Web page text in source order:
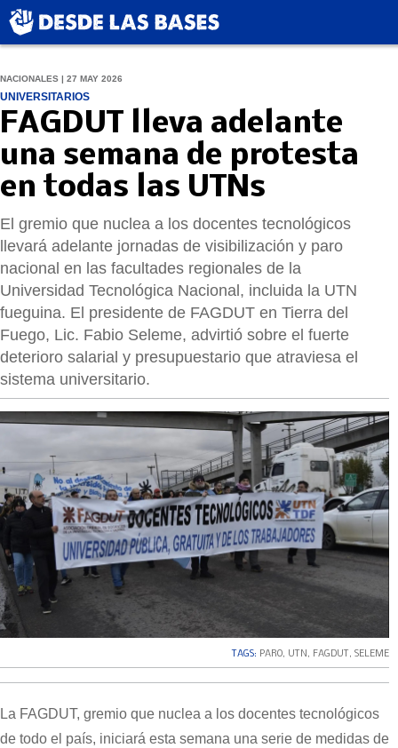
NACIONALES | 27 MAY 2026
UNIVERSITARIOS
FAGDUT lleva adelante
una semana de protesta
en todas las UTNs
El gremio que nuclea a los docentes tecnológicos
llevará adelante jornadas de visibilización y paro
nacional en las facultades regionales de la
Universidad Tecnológica Nacional, incluida la UTN
fueguina. El presidente de FAGDUT en Tierra del
Fuego, Lic. Fabio Seleme, advirtió sobre el fuerte
deterioro salarial y presupuestario que atraviesa el
sistema universitario.
TAGS: PARO, UTN , FAGDUT , SELEME
La FAGDUT, gremio que nuclea a los docentes tecnológicos
de todo el país, iniciará esta semana una serie de medidas de